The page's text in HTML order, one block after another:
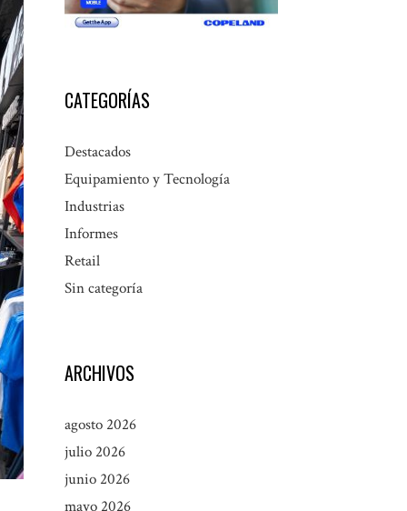
CATEGORÍAS
Destacados
Equipamiento y Tecnología
Industrias
Informes
Retail
Sin categoría
ARCHIVOS
agosto 2026
julio 2026
junio 2026
mayo 2026